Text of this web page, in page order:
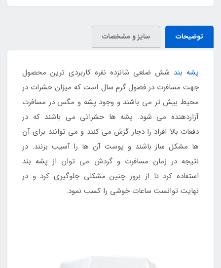
توضیحات سایز و مشخصات
پشه بند شش ضلعی شانزده نفره کاربردی ترین محصول
جهت مسافرت در فصول گرم سال است که میزان حشرات در
محیط بیش تر می باشند و وجود پشه و مگس در مسافرت
آزاردهنده می شود. پشه ها حشراتی می باشند که در
دفعات بالا افراد را دچار گزش می کنند و می توانند برای آن
ها مشکل ساز باشند و پوست آن ها را آسیب بزنند. در
نتیجه در زمان مسافرت و گردش می توان از پشه بند
استفاده کرد تا از بروز چنین مشکلی جلوگیری کرد و در
نهایت توانست ساعات خوشی را کسب نمود.